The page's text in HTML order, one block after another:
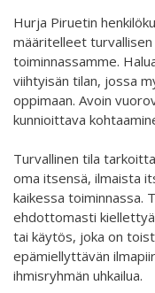
Suomen Nuori
DanceMe UP 2019-
Interlaced 2020
Kuulethan ääneni,
Taide kahdella
Downloading Future
Australian Youth
Hurja Piruetin
määritelleet
toiminnassamme.
viihtyisän tilan, jossa
oppimaan. Avoin
kunnioittava
Turvallinen tila
oma itsensä, ilmaista
kaikessa toiminnassa.
ehdottomasti
tai käytös, joka on
epämiellyttävän
ihmisryhmän uhkailua.